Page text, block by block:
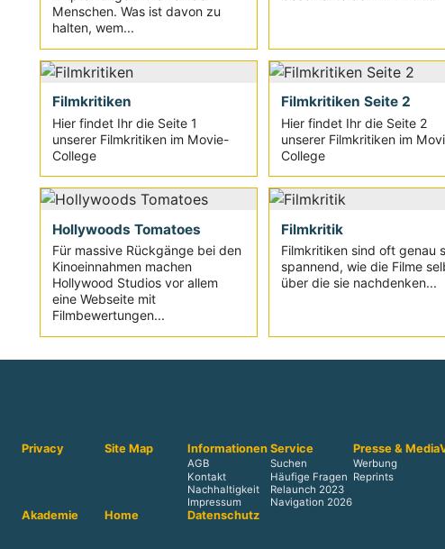
Menschen. Was ist davon zu
halten, wem...
Filmkritiken
Hier findet Ihr die Seite 1
unserer Filmkritiken im Movie-
College
Filmkritiken Seite 2
Hier findet Ihr die Seite 2
unserer Filmkritiken im
College
Hollywoods Tomatoes
Für massive Rückgänge bei den
Kinoeinnahmen machen
Hollywood Studios vor allem
eine Webseite mit
Filmbewertungen...
Filmkritik
Filmkritiken sind oft genau
spannend, wie die Filme
über die sie nachdenken...
Privacy Site Map Informationen
AGB
Kontakt
Nachhaltigkeit
Impressum
Service
Suchen
Häufige Fragen
Relaunch 2023
Navigation 2026
Presse & Media
Werbung
Reprints
Akademie Home Datenschutz